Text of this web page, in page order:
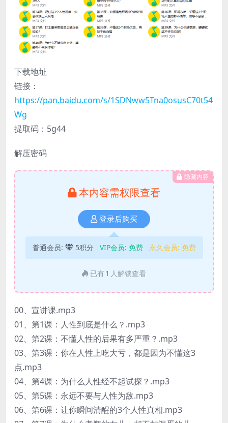
下载地址
链接：
https://pan.baidu.com/s/1SDNww5Tna0osusC70t54
Wg
提取码：5g44
解压密码
隐藏内容
本内容需权限查看
登录后购买
普通会员: 5积分 VIP会员: 免费 永久会员: 免费
已有 1 人解锁查看
00、宣讲课.mp3
01、第1课：人性到底是什么？.mp3
02、第2课：不懂人性的后果有多严重？.mp3
03、第3课：你在人性上吃大亏，都是因为不懂这3
点.mp3
04、第4课：为什么人性经不起试探？.mp3
05、第5课：永远不要与人性为敌.mp3
06、第6课：让你瞬间清醒的3个人性真相.mp3